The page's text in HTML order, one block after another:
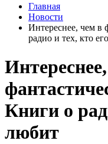
Главная
Новости
Интереснее, чем в
радио и тех, кто
Книги о
любит